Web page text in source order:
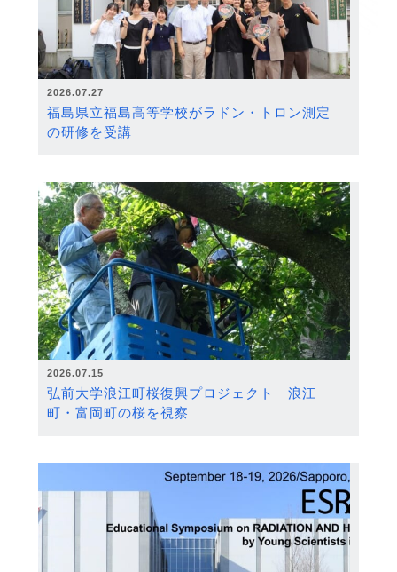
2026.07.27
福島県立福島高等学校がラドン・トロン測定
の研修を受講
2026.07.15
弘前大学浪江町桜復興プロジェクト 浪江
町・富岡町の桜を視察